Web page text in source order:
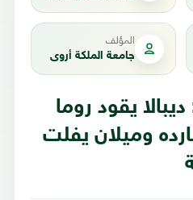
المؤلف
جامعة الملكة أروى
يقود روما
وميلان يفلت